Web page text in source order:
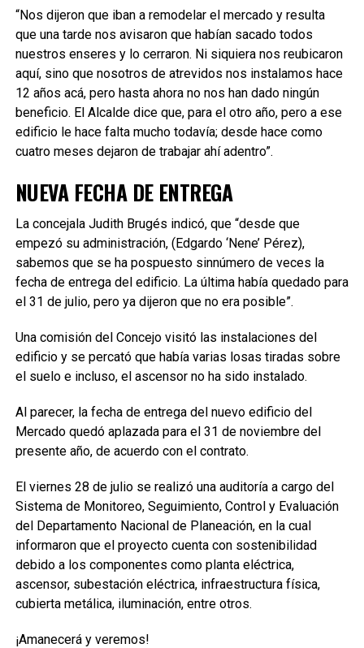
“Nos dijeron que iban a remodelar el mercado y resulta
que una tarde nos avisaron que habían sacado todos
nuestros enseres y lo cerraron. Ni siquiera nos reubicaron
aquí, sino que nosotros de atrevidos nos instalamos hace
12 años acá, pero hasta ahora no nos han dado ningún
beneficio. El Alcalde dice que, para el otro año, pero a ese
edificio le hace falta mucho todavía; desde hace como
cuatro meses dejaron de trabajar ahí adentro”.
NUEVA FECHA DE ENTREGA
La concejala Judith Brugés indicó, que “desde que
empezó su administración, (Edgardo ‘Nene’ Pérez),
sabemos que se ha pospuesto sinnúmero de veces la
fecha de entrega del edificio. La última había quedado para
el 31 de julio, pero ya dijeron que no era posible”.
Una comisión del Concejo visitó las instalaciones del
edificio y se percató que había varias losas tiradas sobre
el suelo e incluso, el ascensor no ha sido instalado.
Al parecer, la fecha de entrega del nuevo edificio del
Mercado quedó aplazada para el 31 de noviembre del
presente año, de acuerdo con el contrato.
El viernes 28 de julio se realizó una auditoría a cargo del
Sistema de Monitoreo, Seguimiento, Control y Evaluación
del Departamento Nacional de Planeación, en la cual
informaron que el proyecto cuenta con sostenibilidad
debido a los componentes como planta eléctrica,
ascensor, subestación eléctrica, infraestructura física,
cubierta metálica, iluminación, entre otros.
¡Amanecerá y veremos!